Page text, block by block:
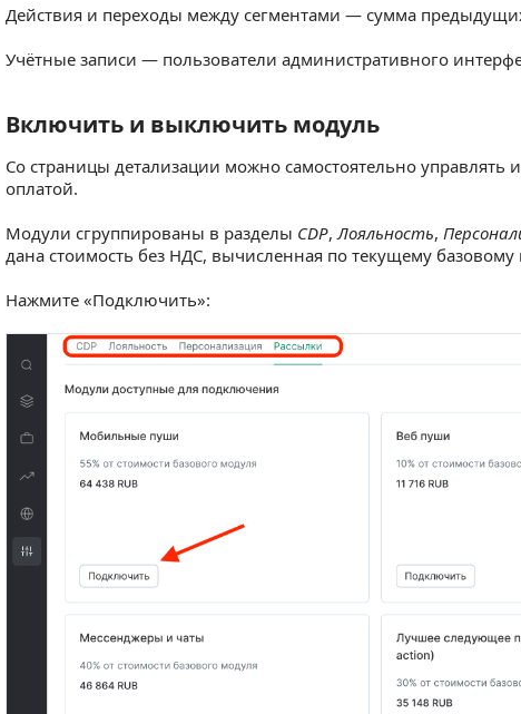
Действия и переходы между сегментами — сумма
Учётные записи — пользователи административного
Включить и выключить модуль
Включить и выключить модуль
Со страницы детализации можно самостоятельно
оплатой.
Модули сгруппированы в разделы CDP, Лояльность,
дана стоимость без НДС, вычисленная по текущему
Нажмите «Подключить»: